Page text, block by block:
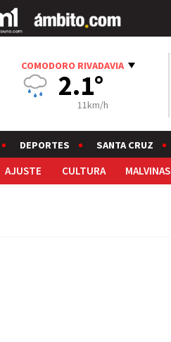
COMODORO RIVADAVIA
2.1°
11km/h
DEPORTES SANTA CRUZ
AJUSTE CULTURA MALVINAS